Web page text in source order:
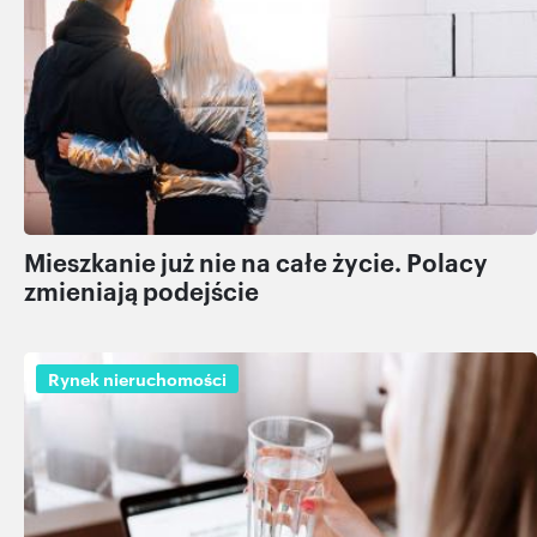
Mieszkanie już nie na całe życie. Polacy
zmieniają podejście
Rynek nieruchomości